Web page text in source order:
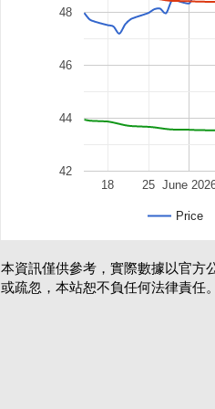
Price
June
18 25
42
44
46
48
本資訊僅供參考，實際數據以官方
或疏忽，本站恕不負任何法律責任。